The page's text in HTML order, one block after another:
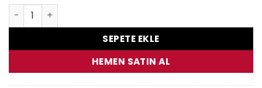
Michelin Pilot Road 4 120/70 Zr17 160/60 Zr17 Honda Nc
SEPETE EKLE
HEMEN SATIN AL